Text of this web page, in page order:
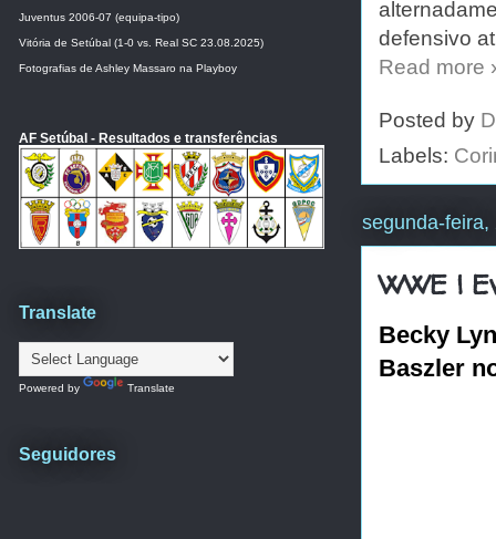
defensivo
Read more
Posted by
Labels:
segunda-feira,
WWE |
Becky
Baszler
Juventus 2006-07 (equipa-tipo)
Vitória de Setúbal (1-0 vs. Real SC 23.08.2025)
Fotografias de Ashley Massaro na Playboy
AF Setúbal - Resultados e transferências
Translate
Powered by Translate
Seguidores